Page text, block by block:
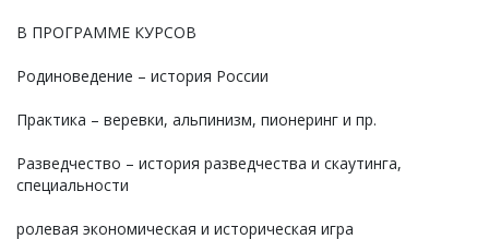
В ПРОГРАММЕ КУРСОВ
Родиноведение – история России
Практика – веревки, альпинизм, пионеринг и пр.
Разведчество – история разведчества и скаутинга,
специальности
ролевая экономическая и историческая игра